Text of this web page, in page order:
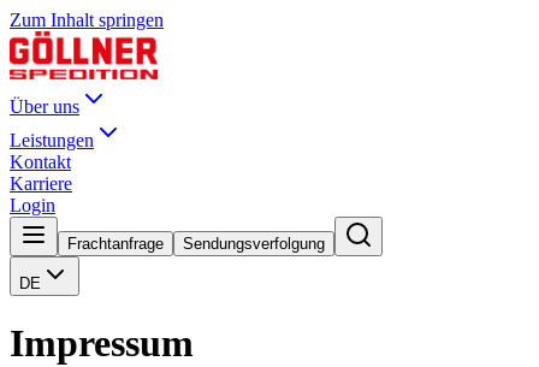
Zum Inhalt springen
Über uns
Leistungen
Kontakt
Karriere
Login
Frachtanfrage Sendungsverfolgung
DE
Impressum